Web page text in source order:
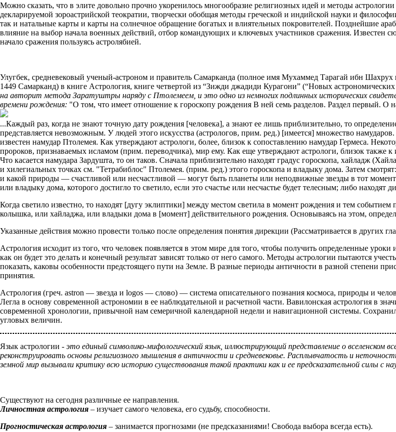
Можно сказать, что в элите довольно прочно укоренилось многообразие религиозных идей и методы
декларируемой зороастрийской теократии, творчески обобщая методы греческой и индийской науки и
так и натальные карты и карты на солнечное обращение богатых и влиятельных покровителей. Позднейшие
влияние на выбор начала военных действий, отбор командующих и ключевых участников сражения. Известен
начало сражения пользуясь астролябией.
Улугбек, средневековый ученый-астроном и правитель Самарканда (полное имя Мухаммед Тарагай ибн
1449 Самарканд) в книге Астрология, книге четвертой из “Зижди джадиди Курагони” (“Новых
на авторит метода Заратуштры наряду с Птолемеем, и это одно из немногих подлинных исторических
времени рождения: "О том, что имеет отношение к гороскопу рождения В ней семь разделов. Раздел первый. О
...Каждый раз, когда не знают точную дату рождения [человека], а знают ее лишь приблизительно, то
представляется невозможным. У людей этого искусства (астрологов, прим. ред.) [имеется] множество
известен намудар Птолемея. Как утверждают астрологи, более, близок к сопоставлению намудар Гермеса.
пророков, признаваемых исламом (прим. переводчика), мир ему. Как еще утверждают астрологи, близок также
Что касается намудара Зардушта, то он таков. Сначала приблизительно находят градус гороскопа, хайладж
и хилегиальных точках см. "Тетрабиблос" Птолемея. (прим. ред.) этого гороскопа и владыку дома. Затем
и какой природы — счастливой или несчастливой — могут быть планеты или неподвижные звезды в тот
или владыку дома, которого достигло то светило, если это счастье или несчастье будет телесным; либо находят
Когда светило известно, то находят [дугу эклиптики] между местом светила в момент рождения и тем событием
колышка, или хайладжа, или владыки дома в [момент] действительного рождения. Основываясь на этом,
Указанные действия можно провести только после определения понятия дирекции (Рассматривается в других
Астрология исходит из того, что человек появляется в этом мире для того, чтобы получить определенные
как он будет это делать и конечный результат зависят только от него самого. Методы астрологии пытаются
показать, каковы особенности предстоящего пути на Земле. В разные периоды античности в разной степени
принятия.
Астрология (греч. astron — звезда и logos — слово) — система описательного познания космоса, природы и
Легла в основу современной астрономии в ее наблюдательной и расчетной части. Вавилонская астрология в
современной хронологии, привычной нам семеричной календарной недели и навигационной системы.
угловых величин.
Язык астрологии - это единый символико-мифологический язык, иллюстрирующий представление о вселенском
реконструировать основы религиозного мышления в античности и средневековье. Расплывчатость и
земной мир вызывали критику всю историю существования такой практики как и ее предсказательной силы с
Существуют на сегодня различные ее направления.
Личностная астрология – изучает самого человека, его судьбу, способности.
Прогностическая астрология – занимается прогнозами (не предсказаниями! Свобода выбора всегда есть).